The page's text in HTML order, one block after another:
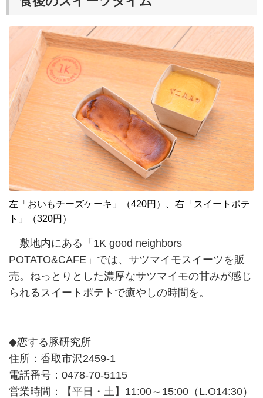
左「おいもチーズケーキ」（420円）、右「スイートポテ
ト」（320円）
敷地内にある「1K good neighbors
POTATO&CAFE」では、サツマイモスイーツを販
売。ねっとりとした濃厚なサツマイモの甘みが感じ
られるスイートポテトで癒やしの時間を。
◆恋する豚研究所
住所：香取市沢2459-1
電話番号：0478-70-5115
営業時間：【平日・土】11:00～15:00（L.O14:30）